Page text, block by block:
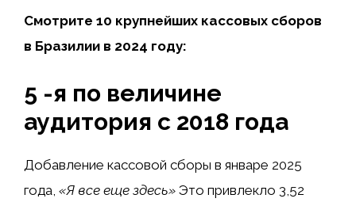
Смотрите 10 крупнейших кассовых сборов
в Бразилии в 2024 году:
5 -я по величине
аудитория с 2018 года
Добавление кассовой сборы в январе 2025
года, «Я все еще здесь» Это привлекло 3,52